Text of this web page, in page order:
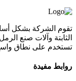
تقوم الشركة بشكل
الثابتة وآلات صنع
تستخدم على نطاق
روابط مفيدة